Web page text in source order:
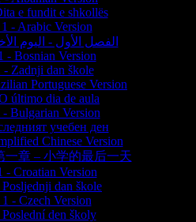
e fundit e shkollës
الفصل الأول - اليوم
- Zadnji dan škole
último dia de aula
учебен ден
一章 – 小学的最后一天
dan škole
den školy